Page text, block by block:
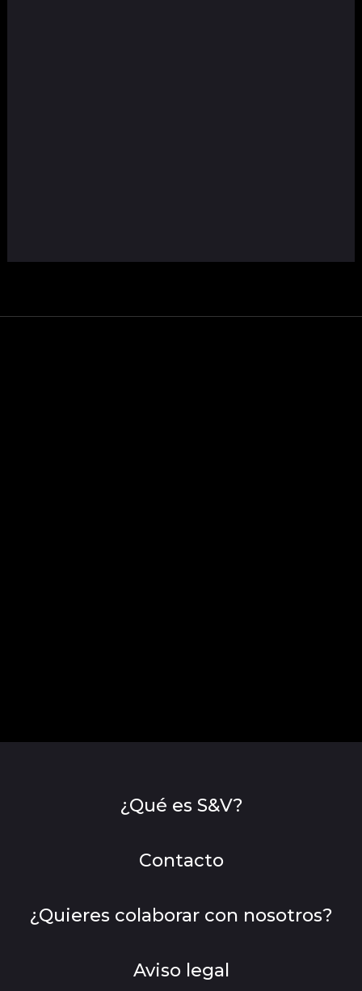
¿Qué es S&V?
Contacto
¿Quieres colaborar con nosotros?
Aviso legal